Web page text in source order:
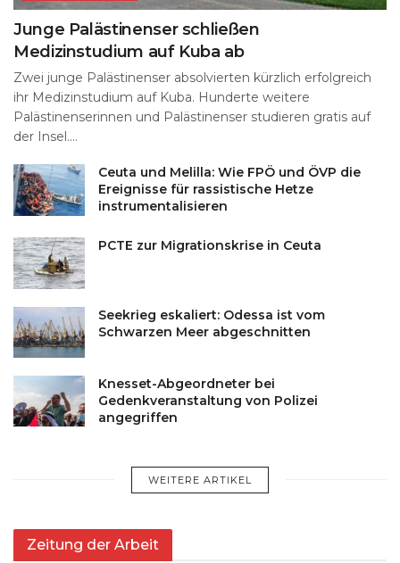
Junge Palästinenser schließen
Medizinstudium auf Kuba ab
Zwei junge Palästinenser absolvierten kürzlich erfolgreich
ihr Medizinstudium auf Kuba. Hunderte weitere
Palästinenserinnen und Palästinenser studieren gratis auf
der Insel....
Ceuta und Melilla: Wie FPÖ und ÖVP die
Ereignisse für rassistische Hetze
instrumentalisieren
PCTE zur Migrationskrise in Ceuta
Seekrieg eskaliert: Odessa ist vom
Schwarzen Meer abgeschnitten
Knesset-Abgeordneter bei
Gedenkveranstaltung von Polizei
angegriffen
WEITERE ARTIKEL
Zeitung der Arbeit